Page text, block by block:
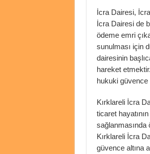
İcra Dairesi,
İcra Dairesi de
ödeme emri
sunulması için
dairesinin
hareket
hukuki güvence
Kırklareli İcra
ticaret
sağlanmasında
Kırklareli İcra
güvence altına